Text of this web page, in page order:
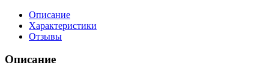
Описание
Характеристики
Отзывы
Описание